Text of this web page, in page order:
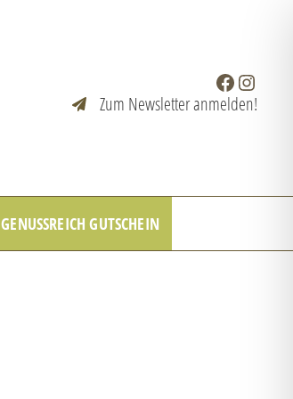
Facebook
Zum Newsletter anmelden!
GENUSSREICH GUTSCHEIN